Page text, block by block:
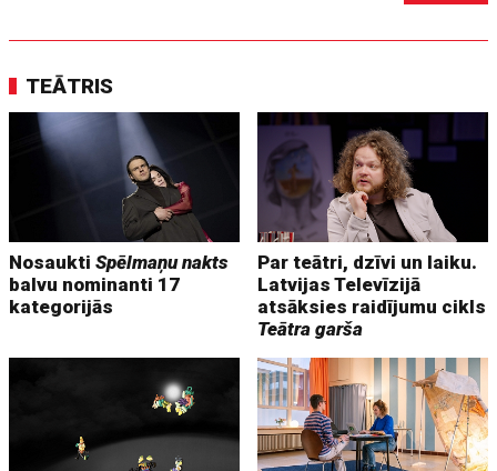
TEĀTRIS
NosauktiSpēlmaņu nakts
balvu nominanti 17
kategorijās
Par teātri, dzīvi un laiku.
Latvijas Televīzijā
atsāksies raidījumu cikls
Teātra garša